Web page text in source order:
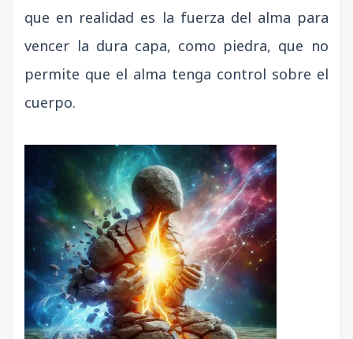
que en realidad es la fuerza del alma para
vencer la dura capa, como piedra, que no
permite que el alma tenga control sobre el
cuerpo.